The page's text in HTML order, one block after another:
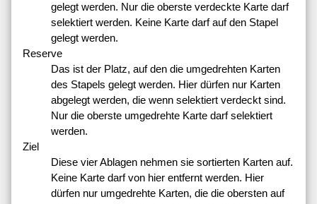
gelegt werden. Nur die oberste verdeckte Karte darf
selektiert werden. Keine Karte darf auf den Stapel
gelegt werden.
Reserve
Das ist der Platz, auf den die umgedrehten Karten
des Stapels gelegt werden. Hier dürfen nur Karten
abgelegt werden, die wenn selektiert verdeckt sind.
Nur die oberste umgedrehte Karte darf selektiert
werden.
Ziel
Diese vier Ablagen nehmen sie sortierten Karten auf.
Keine Karte darf von hier entfernt werden. Hier
dürfen nur umgedrehte Karten, die die obersten auf